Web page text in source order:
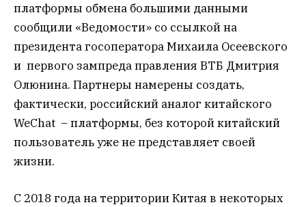
платформы обмена большими данными
сообщили «Ведомости» со ссылкой на
президента госоператора Михаила Осеевского
и первого зампреда правления ВТБ Дмитрия
Олюнина. Партнеры намерены создать,
фактически, российский аналог китайского
WeChat – платформы, без которой китайский
пользователь уже не представляет своей
жизни.
С 2018 года на территории Китая в некоторых